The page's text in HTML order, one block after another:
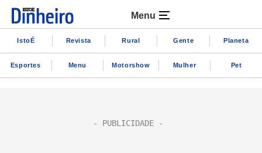
Menu
IstoÉ Revista Rural Gente Planeta
Esportes Menu Motorshow Mulher Pet